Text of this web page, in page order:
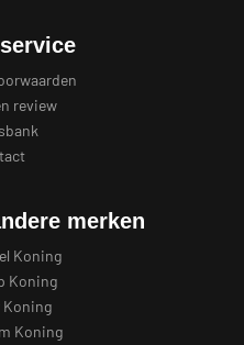
review
merken
Koning
Koning
Koning
Koning